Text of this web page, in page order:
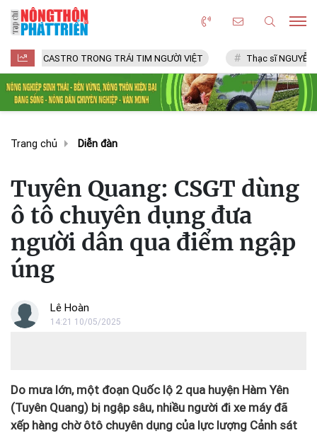
TRONG TRÁI TIM NGƯỜI VIỆT Thạc sĩ NGUYỄN VĂN CHÍ
Trang chủ Diễn đàn
Tuyên Quang: CSGT dùng
ô tô chuyên dụng đưa
người dân qua điểm ngập
úng
Lê Hoàn
14:21 10/05/2025
Do mưa lớn, một đoạn Quốc lộ 2 qua huyện Hàm Yên
(Tuyên Quang) bị ngập sâu, nhiều người đi xe máy đã
xếp hàng chờ ôtô chuyên dụng của lực lượng Cảnh sát